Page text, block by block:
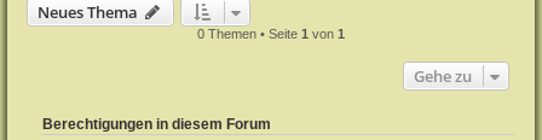
Neues Thema
0 Themen • Seite 1 von 1
Gehe zu
Berechtigungen in diesem Forum